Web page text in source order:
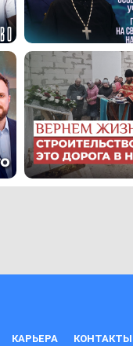
КАРЬЕРА КОНТАКТЫ